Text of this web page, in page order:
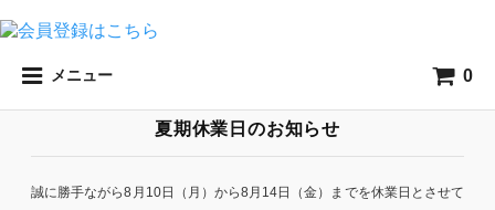
メニュー 0
夏期休業日のお知らせ
誠に勝手ながら8月10日（月）から8月14日（金）までを休業日とさせて